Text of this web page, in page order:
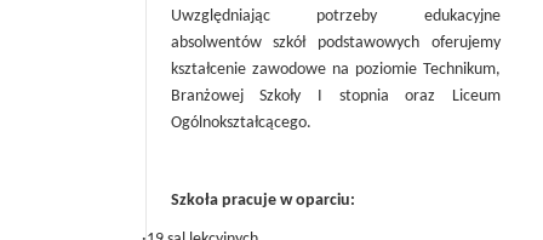
Uwzględniając potrzeby edukacyjne
absolwentów szkół podstawowych oferujemy
kształcenie zawodowe na poziomie Technikum,
Branżowej Szkoły I stopnia oraz Liceum
Ogólnokształcącego.
Szkoła pracuje w oparciu: